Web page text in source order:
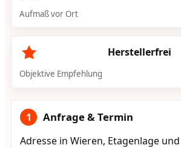
Aufmaß vor Ort
Herstellerfrei
Objektive Empfehlung
1 Anfrage & Termin
Adresse in Wieren, Etagenlage und